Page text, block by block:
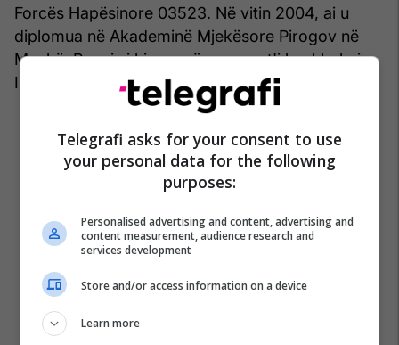
Forcës Hapësinore 03523. Në vitin 2004, ai u
diplomua në Akademinë Mjekësore Pirogov në
Moskë. Punoi si kirurg përpara se t'i bashkohej
Institutit të Kriminalistikës dhe Helmet në FSB.
Telegrafi asks for your consent to use
your personal data for the following
purposes:
Personalised advertising and content, advertising and
content measurement, audience research and
services development
Store and/or access information on a device
Learn more